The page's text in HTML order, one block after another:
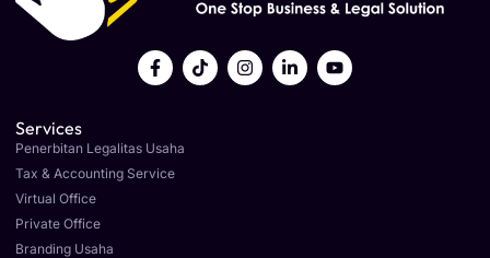
Services
Penerbitan Legalitas Usaha
Tax & Accounting Service
Virtual Office
Private Office
Branding Usaha